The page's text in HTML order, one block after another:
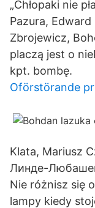
„Chłopaki nie
Pazura, Edward
Zbrojewicz,
placzą jest o
kpt. bombę.
Oförstörande
Klata, Mariusz
Линде-
Nie różnisz się
lampy kiedy